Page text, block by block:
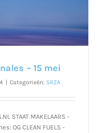
– 15 mei
| Categorieën: SRZA
STAAT MAKELAARS -
OG CLEAN FUELS -